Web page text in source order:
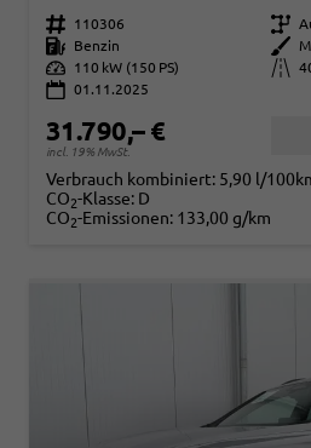
Fahrzeugnr. 110306 Getriebe
Kraftstoff
Benzin Außenfarbe
Leistung
110 kW (150 PS) Kilometerstand
01.11.2025
31.790,– €
incl. 19% MwSt.
Verbrauch kombiniert: 5,90 l/
CO2-Klasse: D
CO2-Emissionen: 133,00 g/km